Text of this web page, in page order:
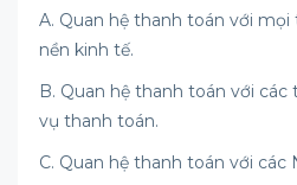
A. Quan hệ thanh toán với
nền kinh tế.
B. Quan hệ thanh toán với
vụ thanh toán.
C. Quan hệ thanh toán với các